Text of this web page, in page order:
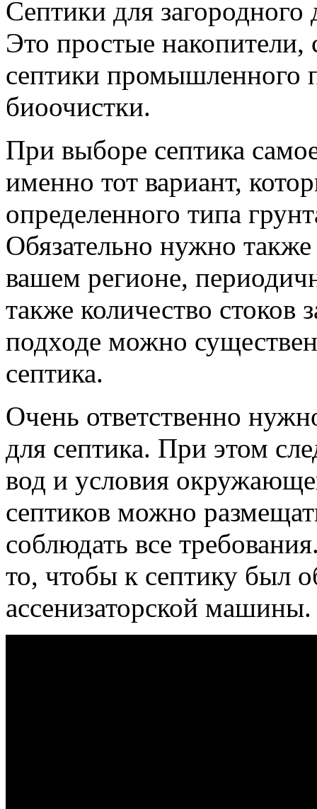
Септики для
Это простые накопители,
септики промышленного
биоочистки.
При выборе септика
именно тот вариант,
определенного типа
Обязательно нужно
вашем регионе,
также количество стоков
подходе можно
септика.
Очень ответственно
для септика. При этом
вод и условия
септиков можно
соблюдать все
то, чтобы к септику был
ассенизаторской машины.